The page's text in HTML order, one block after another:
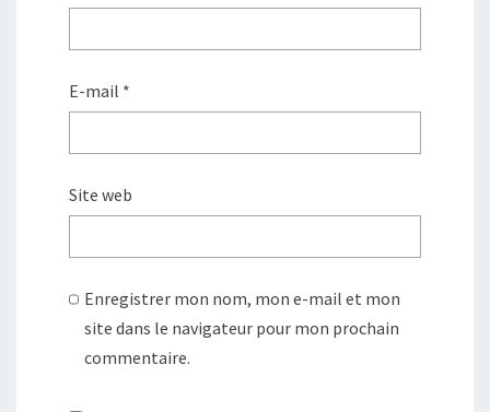
E-mail *
Site web
Enregistrer mon nom, mon e-mail et mon
site dans le navigateur pour mon prochain
commentaire.